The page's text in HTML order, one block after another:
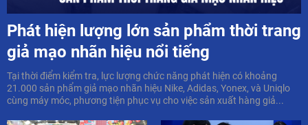
Phát hiện lượng lớn sản phẩm thời trang
giả mạo nhãn hiệu nổi tiếng
Tại thời điểm kiểm tra, lực lượng chức năng phát hiện có khoảng
21.000 sản phẩm giả mạo nhãn hiệu Nike, Adidas, Yonex, và Uniqlo
cùng máy móc, phương tiện phục vụ cho việc sản xuất hàng giả...